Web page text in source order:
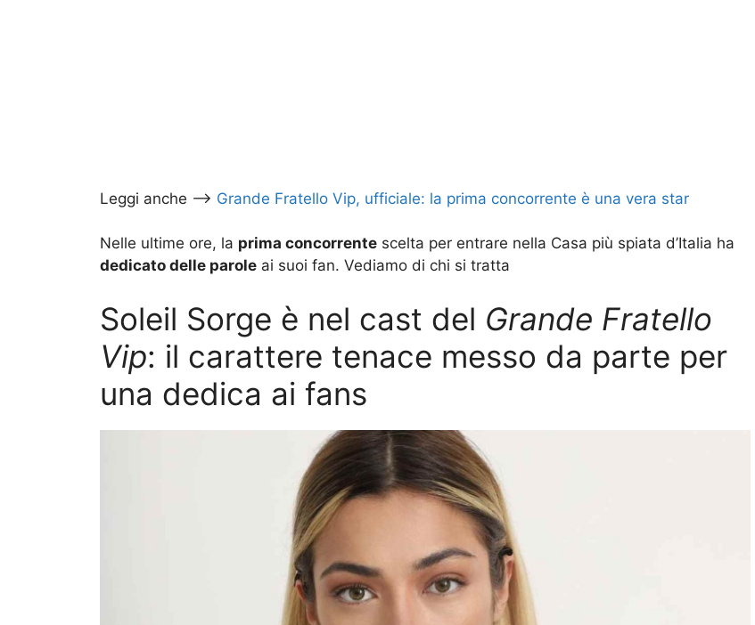
Leggi anche –> Grande Fratello Vip, ufficiale: la prima concorrente è una vera star
Nelle ultime ore, la prima concorrente scelta per entrare nella Casa più spiata d’Italia ha
dedicato delle parole ai suoi fan. Vediamo di chi si tratta
Soleil Sorge è nel cast del Grande Fratello
Vip: il carattere tenace messo da parte per
una dedica ai fans